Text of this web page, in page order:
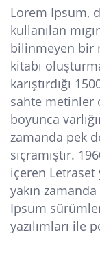
Lorem Ipsum,
kullanılan
bilinmeyen bir
kitabı
karıştırdığı
sahte metinler
boyunca
zamanda pek
sıçramıştır.
içeren Letraset
yakın
Ipsum
yazılımları ile